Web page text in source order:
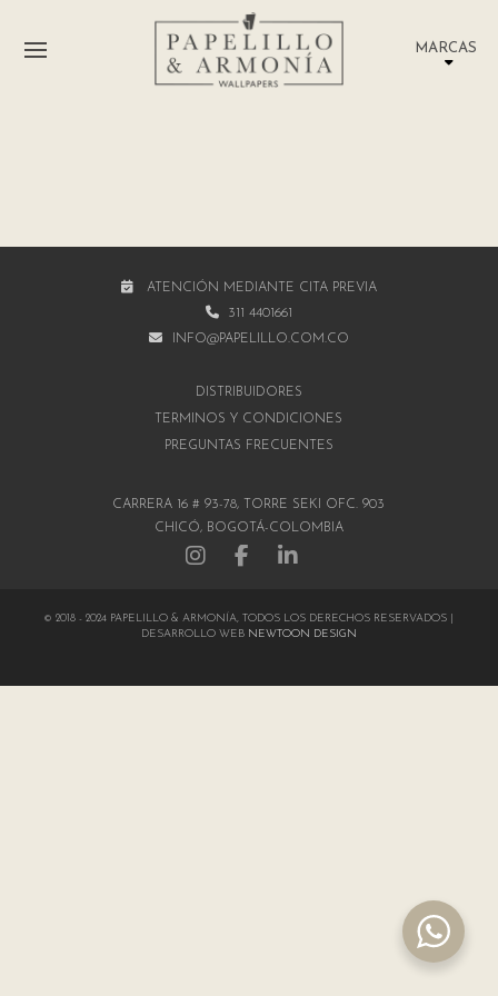
MARCAS
ATENCIÓN MEDIANTE CITA PREVIA
311 4401661
INFO@PAPELILLO.COM.CO
DISTRIBUIDORES
TÉRMINOS Y CONDICIONES
PREGUNTAS FRECUENTES
CARRERA 16 # 93-78, TORRE SEKI OFC. 903
CHICÓ, BOGOTÁ-COLOMBIA
© 2018 - 2024 PAPELILLO & ARMONÍA, TODOS LOS DERECHOS RESERVADOS |
DESARROLLO WEB NEWTOON DESIGN